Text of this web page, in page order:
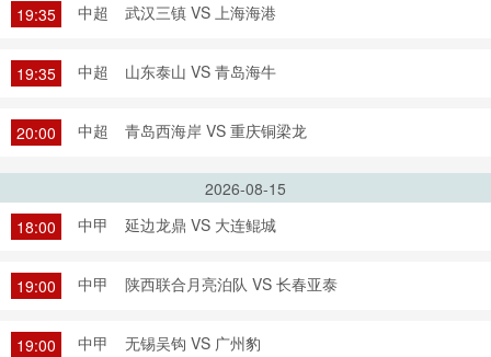
19:35
中超 武汉三镇 VS 上海海港
19:35 中超 山东泰山 VS 青岛海牛
20:00 中超 青岛西海岸 VS 重庆铜梁龙
2026-08-15
18:00
中甲 延边龙鼎 VS 大连鲲城
19:00 中甲 陕西联合月亮泊队 VS 长春亚泰
19:00 中甲 无锡吴钩 VS 广州豹